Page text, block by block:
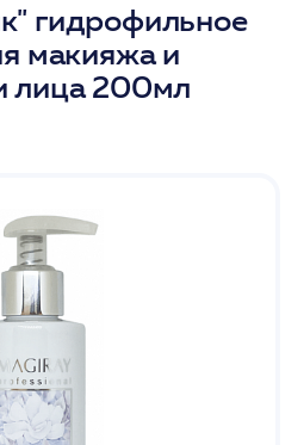
гидрофильное
макияжа и
лица 200мл